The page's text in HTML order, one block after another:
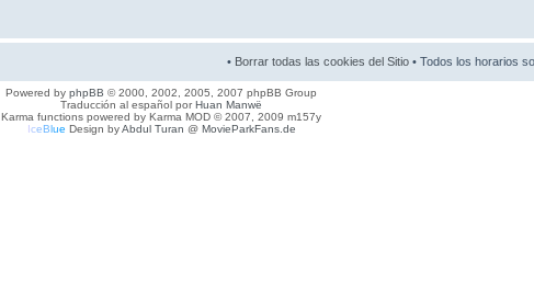
• Borrar todas las cookies del Sitio • Todos los horarios
Powered by phpBB © 2000, 2002, 2005, 2007 phpBB Group
Traducción al español porHuan Manwë
Karma functions powered by Karma MOD © 2007, 2009 m157y
IceBlue Design byAbdul Turan @ MovieParkFans.de